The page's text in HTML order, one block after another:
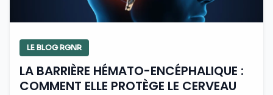
LE BLOG RGNR
LA BARRIÈRE HÉMATO-ENCÉPHALIQUE :
COMMENT ELLE PROTÈGE LE CERVEAU